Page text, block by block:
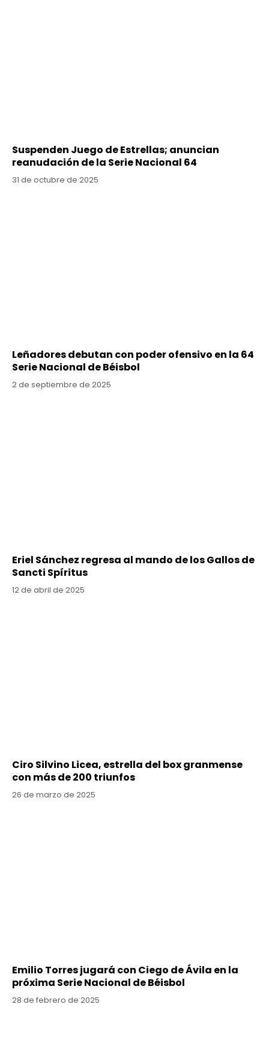
Suspenden Juego de Estrellas; anuncian
reanudación de la Serie Nacional 64
31 de octubre de 2025
Leñadores debutan con poder ofensivo en la 64
Serie Nacional de Béisbol
2 de septiembre de 2025
Eriel Sánchez regresa al mando de los Gallos de
Sancti Spíritus
12 de abril de 2025
Ciro Silvino Licea, estrella del box granmense
con más de 200 triunfos
26 de marzo de 2025
Emilio Torres jugará con Ciego de Ávila en la
próxima Serie Nacional de Béisbol
28 de febrero de 2025